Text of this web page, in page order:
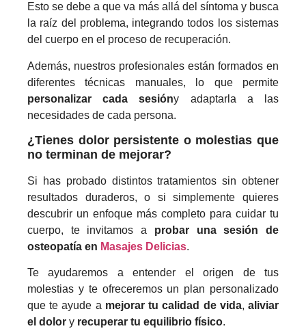
Esto se debe a que va más allá del síntoma y busca
la raíz del problema, integrando todos los sistemas
del cuerpo en el proceso de recuperación.
Además, nuestros profesionales están formados en
diferentes técnicas manuales, lo que permite
personalizar cada sesióny adaptarla a las
necesidades de cada persona.
¿Tienes dolor persistente o molestias que
no terminan de mejorar?
Si has probado distintos tratamientos sin obtener
resultados duraderos, o si simplemente quieres
descubrir un enfoque más completo para cuidar tu
cuerpo, te invitamos a probar una sesión de
osteopatía en Masajes Delicias.
Te ayudaremos a entender el origen de tus
molestias y te ofreceremos un plan personalizado
que te ayude a mejorar tu calidad de vida,aliviar
el dolor y recuperar tu equilibrio físico.